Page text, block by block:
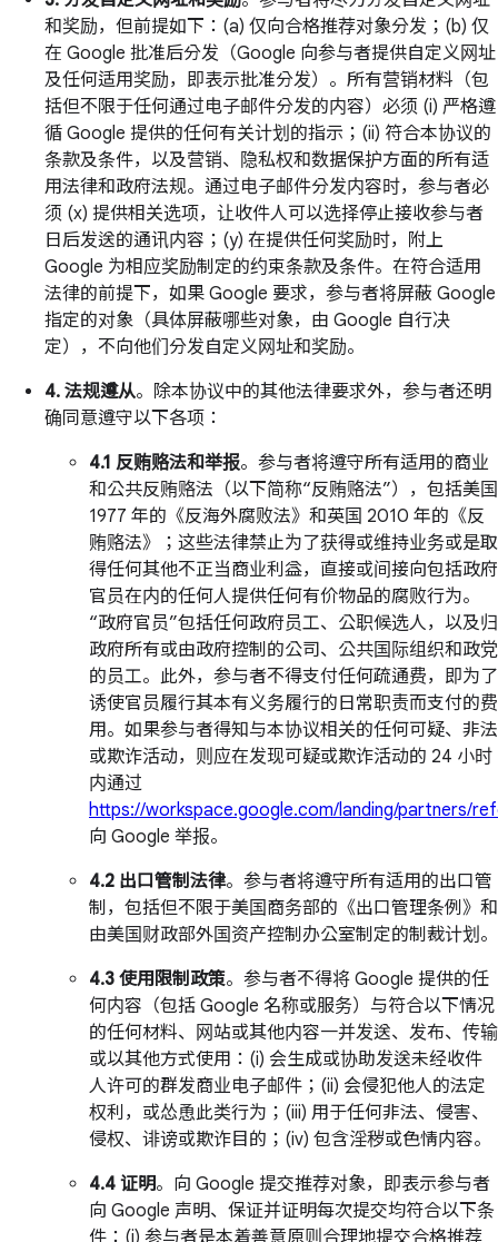
和奖励，但前提如下：(a) 仅向合格推荐对象分发；(b) 仅
在 Google 批准后分发（Google 向参与者提供自定义网址
及任何适用奖励，即表示批准分发）。所有营销材料（包
括但不限于任何通过电子邮件分发的内容）必须 (i) 严格遵
循 Google 提供的任何有关计划的指示；(ii) 符合本协议的
条款及条件，以及营销、隐私权和数据保护方面的所有适
用法律和政府法规。通过电子邮件分发内容时，参与者必
须 (x) 提供相关选项，让收件人可以选择停止接收参与者
日后发送的通讯内容；(y) 在提供任何奖励时，附上
Google 为相应奖励制定的约束条款及条件。在符合适用
法律的前提下，如果 Google 要求，参与者将屏蔽 Google
指定的对象（具体屏蔽哪些对象，由 Google 自行决
定），不向他们分发自定义网址和奖励。
4. 法规遵从。除本协议中的其他法律要求外，参与者还明
确同意遵守以下各项：
4.1 反贿赂法和举报。参与者将遵守所有适用的商业
和公共反贿赂法（以下简称“反贿赂法”），包括美国
1977 年的《反海外腐败法》和英国 2010 年的《反
贿赂法》；这些法律禁止为了获得或维持业务或是取
得任何其他不正当商业利益，直接或间接向包括政府
官员在内的任何人提供任何有价物品的腐败行为。
“政府官员”包括任何政府员工、公职候选人，以及归
政府所有或由政府控制的公司、公共国际组织和政党
的员工。此外，参与者不得支付任何疏通费，即为了
诱使官员履行其本有义务履行的日常职责而支付的费
用。如果参与者得知与本协议相关的任何可疑、非法
或欺诈活动，则应在发现可疑或欺诈活动的 24 小时
内通过
https://workspace.google.com/landing/partners/
向 Google 举报。
4.2 出口管制法律。参与者将遵守所有适用的出口管
制，包括但不限于美国商务部的《出口管理条例》和
由美国财政部外国资产控制办公室制定的制裁计划。
4.3 使用限制政策。参与者不得将 Google 提供的任
何内容（包括 Google 名称或服务）与符合以下情况
的任何材料、网站或其他内容一并发送、发布、传输
或以其他方式使用：(i) 会生成或协助发送未经收件
人许可的群发商业电子邮件；(ii) 会侵犯他人的法定
权利，或怂恿此类行为；(iii) 用于任何非法、侵害、
侵权、诽谤或欺诈目的；(iv) 包含淫秽或色情内容。
4.4 证明。向 Google 提交推荐对象，即表示参与者
向 Google 声明、保证并证明每次提交均符合以下条